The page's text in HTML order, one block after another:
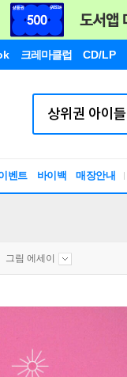
크레마클럽 CD/LP
벤트 바이백 매장안내
그림 에세이